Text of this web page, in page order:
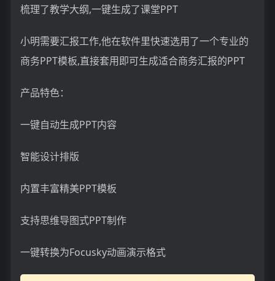
梳理了教学大纲,一键生成了课堂PPT
小明需要汇报工作,他在软件里快速选用了一个专业的
商务PPT模板,直接套用即可生成适合商务汇报的PPT
产品特色：
一键自动生成PPT内容
智能设计排版
内置丰富精美PPT模板
支持思维导图式PPT制作
一键转换为Focusky动画演示格式